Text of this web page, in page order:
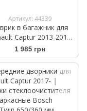
Артикул: 44339
в багажник для
Captur 2013-2019
полка Frogum
ProLine TM548980
1 985 грн